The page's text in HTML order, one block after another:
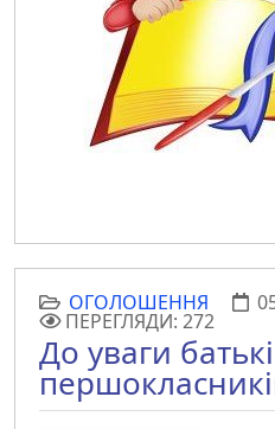
ОГОЛОШЕННЯ
ПЕРЕГЛЯДИ: 272
До уваги